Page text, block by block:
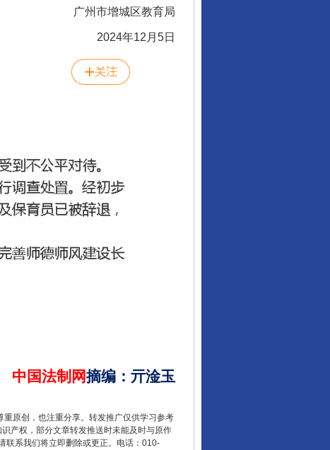
广州市增城区教育局
2024年12月5日
中国法制网摘编 ： 亓淦玉
重原创，也注重分享。转发推广仅供学习参考
产权，部分文章转发推送时未能及时与原作
联系我们将立即删除或更正。电话：010-